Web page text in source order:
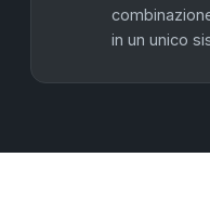
in un unico